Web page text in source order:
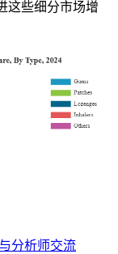
这些细分市场增
与分析师交流